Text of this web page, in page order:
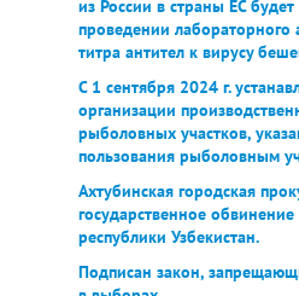
из России в страны ЕС
проведении лабораторного
титра антител к вирусу
С 1 сентября 2024 г.
организации
рыболовных участков,
пользования рыболовным
Ахтубинская городская
государственное
республики Узбекистан.
Подписан закон,